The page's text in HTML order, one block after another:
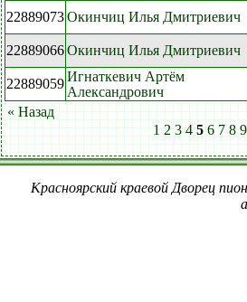
22889073Окинчиц Илья Дмитриевич
22889066Окинчиц Илья Дмитриевич
22889059Игнаткевич Артём
Александрович
« Назад
1 2 3 4 5 6 7 8 9
Красноярский краевой Дворец